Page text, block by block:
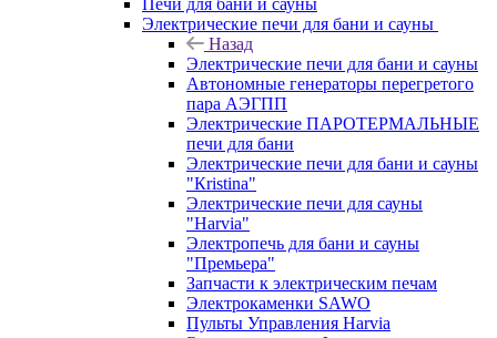
Печи для бани и сауны
Электрические печи для бани и сауны
Назад
Электрические печи для бани и сауны
Автономные генераторы перегретого
пара АЭГПП
Электрические ПАРОТЕРМАЛЬНЫЕ
печи для бани
Электрические печи для бани и сауны
"Кristina"
Электрические печи для сауны
"Harvia"
Электропечь для бани и сауны
"Премьера"
Запчасти к электрическим печам
Электрокаменки SAWO
Пульты Управления Harvia